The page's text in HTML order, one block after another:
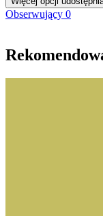
Obserwujący 0